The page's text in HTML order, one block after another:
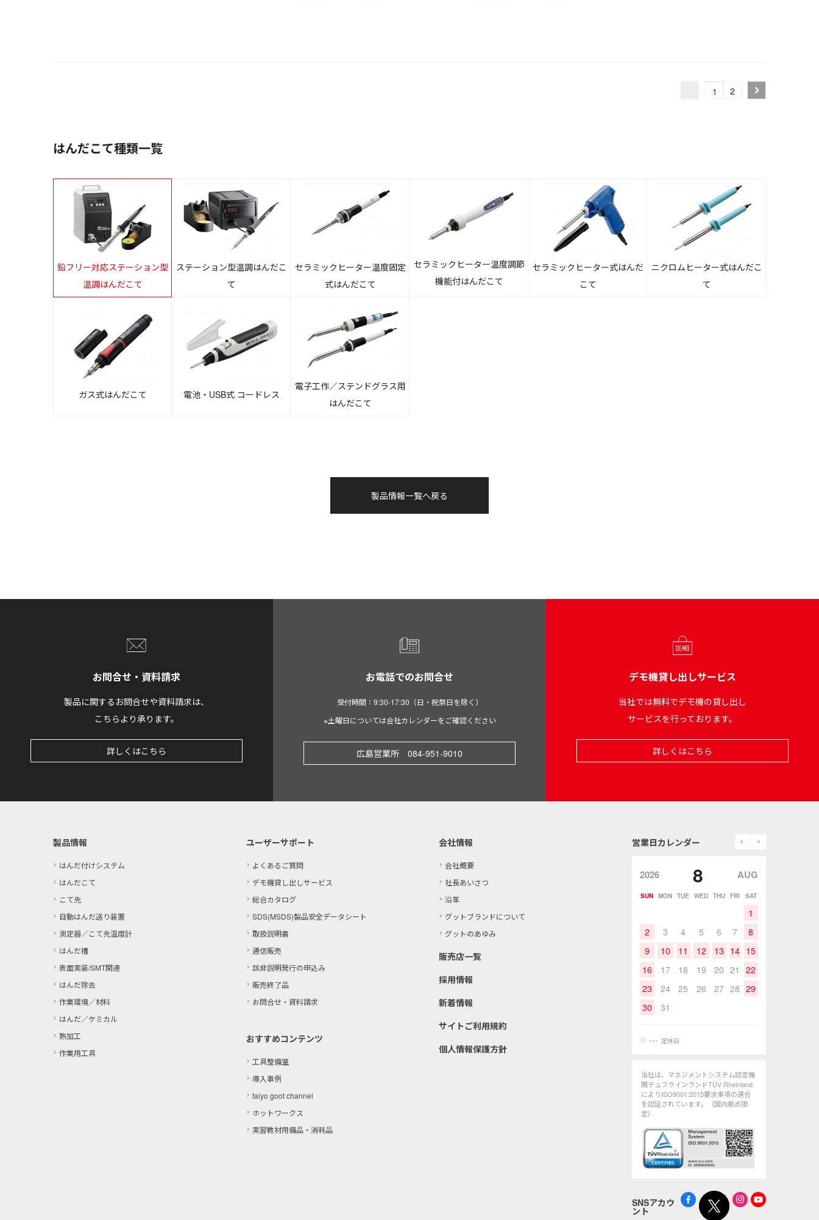
1 2
はんだこて種類一覧
鉛フリー対応ステーション型
温調はんだこて
ステーション型温調はんだこ
て
セラミックヒーター温度固定
式はんだこて
セラミックヒーター温度調節
機能付はんだこて
セラミックヒーター式はんだ
こて
ニクロムヒーター式はんだこ
て
ガス式はんだこて 電池・USB式 コードレス
電子工作／ステンドグラス用
はんだこて
製品情報一覧へ戻る
お問合せ・資料請求
製品に関するお問合せや資料請求は、
こちらより承ります。
詳しくはこちら
お電話でのお問合せ
受付時間：9:30-17:30（日・祝祭日を除く）
※土曜日については会社カレンダーをご確認ください
広島営業所 084-951-9010
デモ機貸し出しサービス
当社では無料でデモ機の貸し出し
サービスを行っております。
詳しくはこちら
製品情報
はんだ付けシステム
はんだこて
こて先
自動はんだ送り装置
測定器／こて先温度計
はんだ槽
表面実装/SMT関連
はんだ除去
作業環境／材料
はんだ／ケミカル
熱加工
作業用工具
ユーザーサポート
よくあるご質問
デモ機貸し出しサービス
総合カタログ
SDS(MSDS)製品安全データシート
取扱説明書
通信販売
該非説明発行の申込み
販売終了品
お問合せ・資料請求
おすすめコンテンツ
工具整備室
導入事例
taiyo goot channel
ホットワークス
実習教材用備品・消耗品
会社情報
会社概要
社長あいさつ
沿革
グットブランドについて
グットのあゆみ
販売店一覧
採用情報
新着情報
サイトご利用規約
個人情報保護方針
営業日カレンダー prev
2026 8 AUG
SUN MON TUE WED THU FRI SAT
1
2
3 4 5 6 7
8
9
10 11 12 13 14 15
16
17 18 19 20 21
22
23
24 25 26 27 28 29
30
31
定休日
当社は、マネジメントシステム認定機
関デュフラインランドTÜV Rheinland
によりISO9001:2015要求事項の適合
を認証されています。（国内拠点限
定）
SNSアカウ
ント